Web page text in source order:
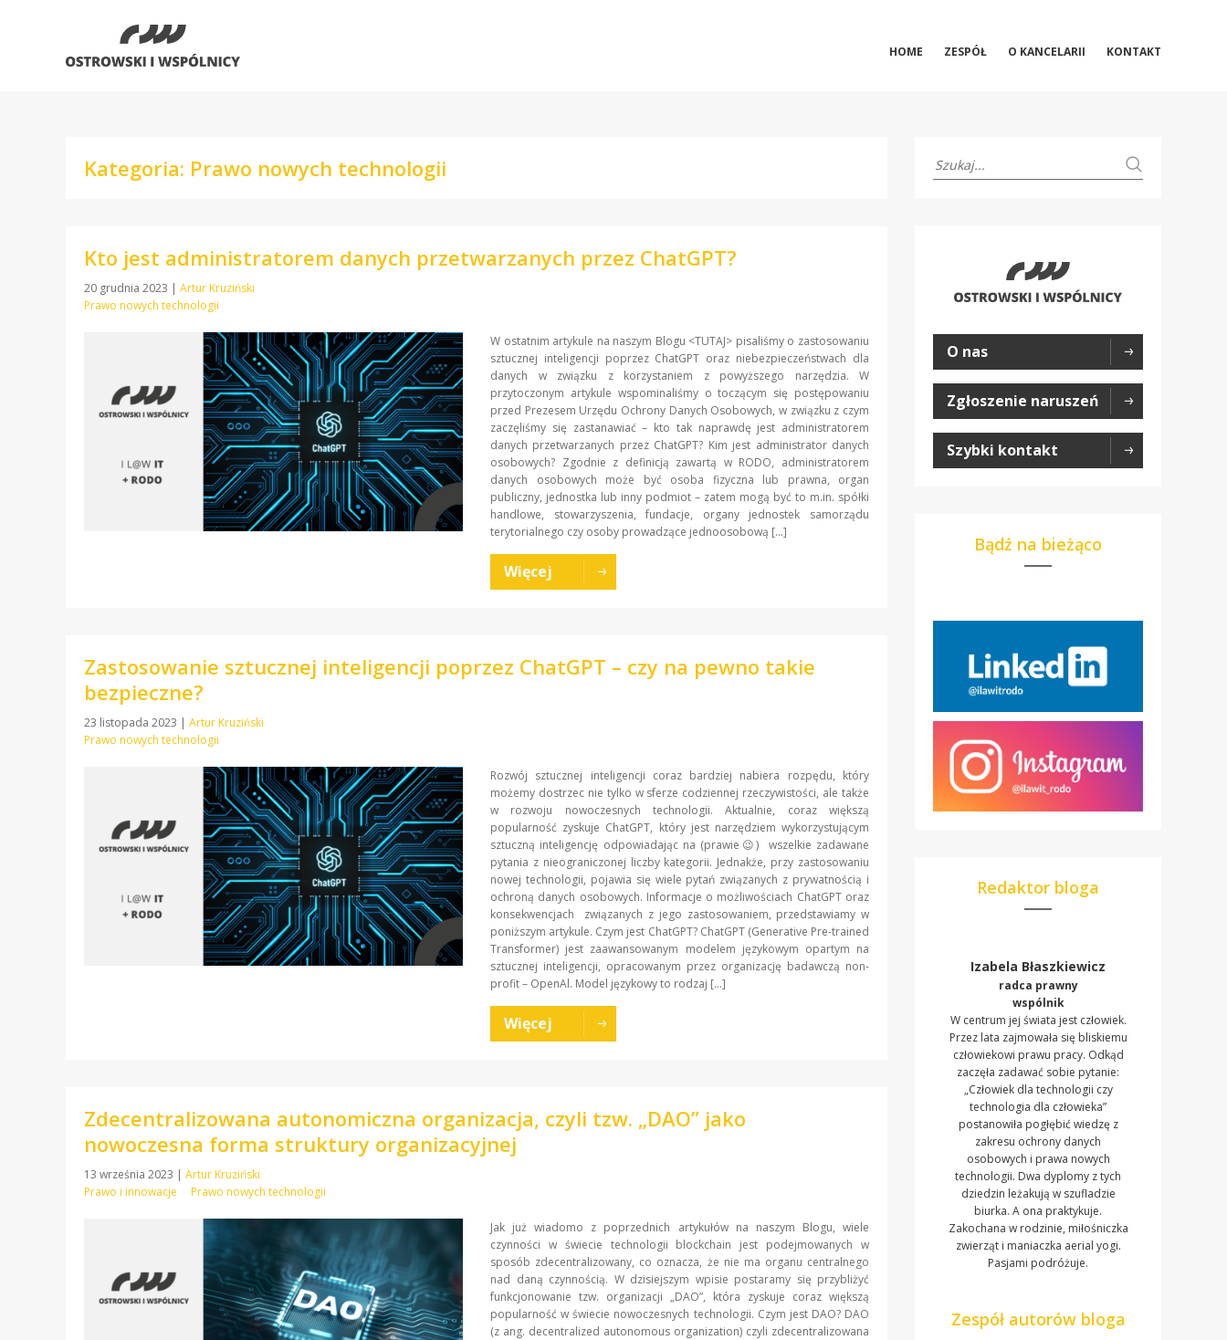
HOME ZESPÓŁ O KANCELARII KONTAKT
Kategoria: Prawo nowych technologii
Kto jest administratorem danych przetwarzanych przez ChatGPT?
20 grudnia 2023 | Artur Kruziński
Prawo nowych technologii
W ostatnim artykule na naszym Blogu <TUTAJ> pisaliśmy o zastosowaniu
sztucznej inteligencji poprzez ChatGPT oraz niebezpieczeństwach dla
danych w związku z korzystaniem z powyższego narzędzia. W
przytoczonym artykule wspominaliśmy o toczącym się postępowaniu
przed Prezesem Urzędu Ochrony Danych Osobowych, w związku z czym
zaczęliśmy się zastanawiać – kto tak naprawdę jest administratorem
danych przetwarzanych przez ChatGPT? Kim jest administrator danych
osobowych? Zgodnie z definicją zawartą w RODO, administratorem
danych osobowych może być osoba fizyczna lub prawna, organ
publiczny, jednostka lub inny podmiot – zatem mogą być to m.in. spółki
handlowe, stowarzyszenia, fundacje, organy jednostek samorządu
terytorialnego czy osoby prowadzące jednoosobową […]
Więcej
Zastosowanie sztucznej inteligencji poprzez ChatGPT – czy na pewno takie
bezpieczne?
23 listopada 2023 | Artur Kruziński
Prawo nowych technologii
Rozwój sztucznej inteligencji coraz bardziej nabiera rozpędu, który
możemy dostrzec nie tylko w sferze codziennej rzeczywistości, ale także
w rozwoju nowoczesnych technologii. Aktualnie, coraz większą
popularność zyskuje ChatGPT, który jest narzędziem wykorzystującym
sztuczną inteligencję odpowiadając na (prawie😉) wszelkie zadawane
pytania z nieograniczonej liczby kategorii. Jednakże, przy zastosowaniu
nowej technologii, pojawia się wiele pytań związanych z prywatnością i
ochroną danych osobowych. Informacje o możliwościach ChatGPT oraz
konsekwencjach związanych z jego zastosowaniem, przedstawiamy w
poniższym artykule. Czym jest ChatGPT? ChatGPT (Generative Pre-trained
Transformer) jest zaawansowanym modelem językowym opartym na
sztucznej inteligencji, opracowanym przez organizację badawczą non-
profit – OpenAl. Model językowy to rodzaj […]
Więcej
Zdecentralizowana autonomiczna organizacja, czyli tzw. „DAO” jako
nowoczesna forma struktury organizacyjnej
13 września 2023 | Artur Kruziński
Prawo i innowacje
Prawo nowych technologii
Jak już wiadomo z poprzednich artykułów na naszym Blogu, wiele
czynności w świecie technologii blockchain jest podejmowanych w
sposób zdecentralizowany, co oznacza, że nie ma organu centralnego
nad daną czynnością. W dzisiejszym wpisie postaramy się przybliżyć
funkcjonowanie tzw. organizacji „DAO”, która zyskuje coraz większą
popularność w świecie nowoczesnych technologii. Czym jest DAO? DAO
(z ang. decentralized autonomous organization) czyli zdecentralizowana
O nas
Zgłoszenie naruszeń
Szybki kontakt
Bądź na bieżąco
Redaktor bloga
Izabela Błaszkiewicz
radca prawny
wspólnik
W centrum jej świata jest człowiek.
Przez lata zajmowała się bliskiemu
człowiekowi prawu pracy. Odkąd
zaczęła zadawać sobie pytanie:
„Człowiek dla technologii czy
technologia dla człowieka”
postanowiła pogłębić wiedzę z
zakresu ochrony danych
osobowych i prawa nowych
technologii. Dwa dyplomy z tych
dziedzin leżakują w szufladzie
biurka. A ona praktykuje.
Zakochana w rodzinie, miłośniczka
zwierząt i maniaczka aerial yogi.
Pasjami podróżuje.
Zespół autorów bloga